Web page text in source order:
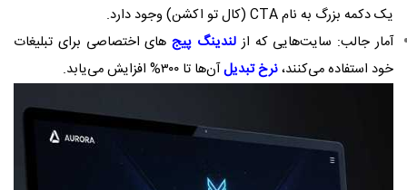
یک دکمه بزرگ به نام CTA (کال تو اکشن) وجود دارد.
آمار جالب: سایت‌هایی که از لندینگ ‌پیج‌های اختصاصی برای تبلیغات
خود استفاده می‌کنند،نرخ تبدیلآن‌ها تا ۳۰۰% افزایش می‌یابد.